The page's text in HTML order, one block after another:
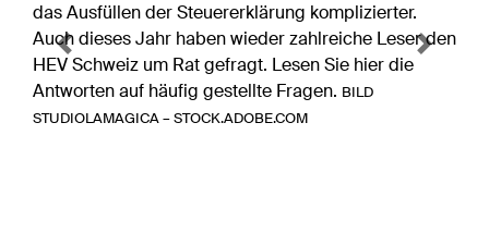
das Ausfüllen der Steuererklärung komplizierter.
Auch dieses Jahr haben wieder zahlreiche Leser den
HEV Schweiz um Rat gefragt. Lesen Sie hier die
Antworten auf häufig gestellte Fragen. BILD
STUDIOLAMAGICA – STOCK.ADOBE.COM
Previous Next